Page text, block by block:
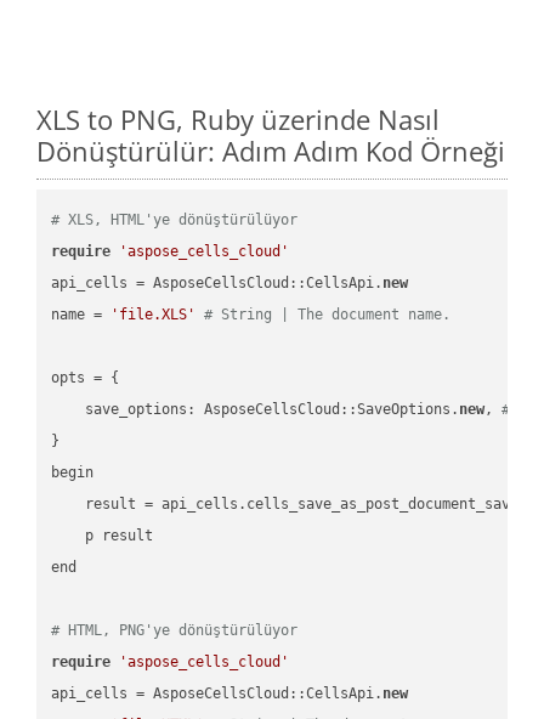
XLS to PNG, Ruby üzerinde Nasıl
Dönüştürülür: Adım Adım Kod Örneği
# XLS, HTML'ye dönüştürülüyor
require
'aspose_cells_cloud'
api_cells = AsposeCellsCloud::CellsApi. new
name =
'file.XLS' # String | The document name.
opts = {
    save_options: AsposeCellsCloud::SaveOptions.
new, #
}
begin
result =
    p result
end
# HTML, PNG'ye dönüştürülüyor
require
'aspose_cells_cloud'
api_cells = AsposeCellsCloud::CellsApi. new